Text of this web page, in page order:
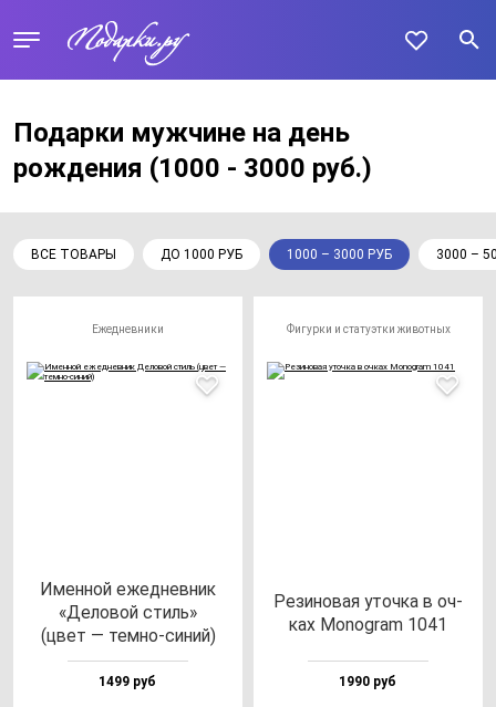
Подарки мужчине на день
рождения (1000 - 3000 руб.)
ВСЕ ТОВАРЫ ДО 1000 РУБ 1000 – 3000 РУБ 3000 –
Ежедневники
Имен­ной ежед­нев­ник
«Дело­вой стиль»
(цвет — тем­но-си­ний)
1499 руб
Фигурки и статуэтки животных
Рези­но­вая уточ­ка в оч­
ках Monog­ram 1041
1990 руб